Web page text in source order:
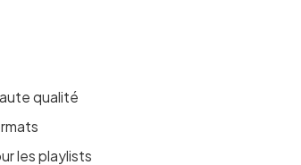
qualité
les playlists